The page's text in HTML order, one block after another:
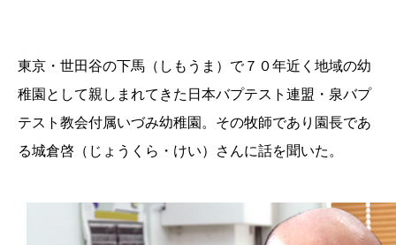
東京・世田谷の下馬（しもうま）で７０年近く地域の幼
稚園として親しまれてきた日本バプテスト連盟・泉バプ
テスト教会付属いづみ幼稚園。その牧師であり園長であ
る城倉啓（じょうくら・けい）さんに話を聞いた。